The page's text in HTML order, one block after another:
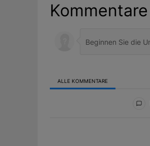
Kommentare
ALLE KOMMENTARE